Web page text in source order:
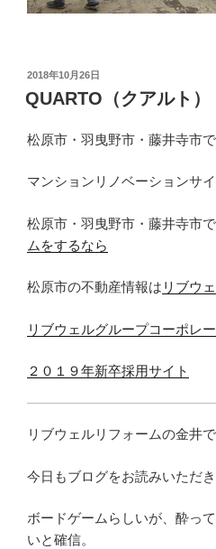
投
稿
日:
2018年10月26日
QUARTO（クアルト）
松原市・羽曳野市・藤井寺市で
マンションリノベーションサ
松原市・羽曳野市・藤井寺市で
ムをするなら
松原市の不動産情報は リブウ
リブウェルグループコーポレ
２０１９年新卒採用サイト
リブウェルリフォームの金井で
今日もブログをお読みいただ
ボードゲームらしいが、酔っ
いと確信。